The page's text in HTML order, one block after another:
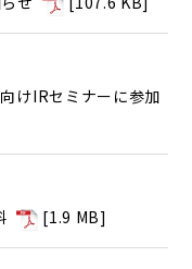
けIRセミナーに参加
[1.9 MB]